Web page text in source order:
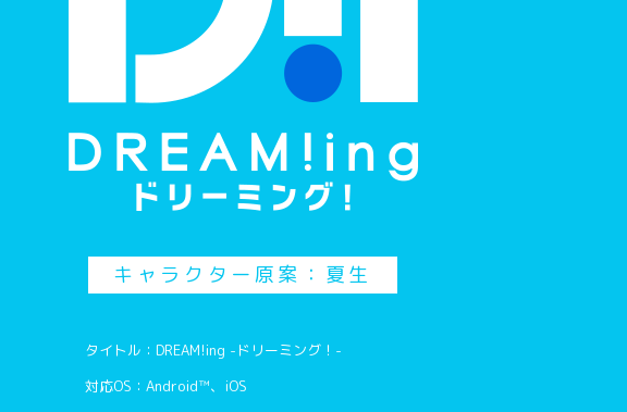
キャラクター原案：夏生
タイトル：DREAM!ing -ドリーミング！-
対応OS：Android™、iOS